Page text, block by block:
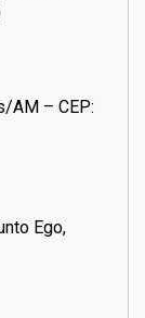
AM – CEP:
Ego,